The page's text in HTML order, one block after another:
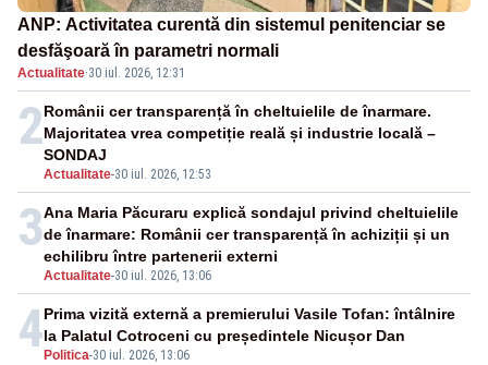
ANP: Activitatea curentă din sistemul penitenciar se
desfăşoară în parametri normali
Actualitate·30 iul. 2026, 12:31
2
Actualitate-30 iul. 2026, 12:53
Românii cer transparență în cheltuielile de înarmare.
Majoritatea vrea competiție reală și industrie locală –
SONDAJ
3
Actualitate-30 iul. 2026, 13:06
Ana Maria Păcuraru explică sondajul privind cheltuielile
de înarmare: Românii cer transparență în achiziții și un
echilibru între partenerii externi
4 Politica-30 iul. 2026, 13:06
Prima vizită externă a premierului Vasile Tofan: întâlnire
la Palatul Cotroceni cu președintele Nicușor Dan